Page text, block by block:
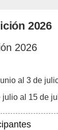
2026
2026
al 3 de
julio al 15 de